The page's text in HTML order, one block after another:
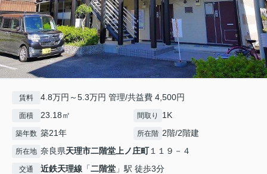
賃料 4.8万円～5.3万円 管理/共益費 4,500円
面積 23.18㎡ 間取り 1K
築年数 築21年 所在階 2階/2階建
所在地 奈良県天理市二階堂上ノ庄町１１９－４
交通 近鉄天理線 「二階堂 」駅 徒歩3分